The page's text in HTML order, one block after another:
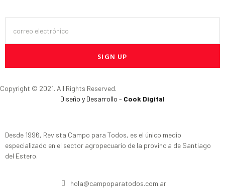
SIGN UP
Copyright © 2021. All Rights Reserved.
Diseño y Desarrollo - Cook Digital
Desde 1996, Revista Campo para Todos, es el único medio
especializado en el sector agropecuario de la provincia de Santiago
del Estero.
hola@campoparatodos.com.ar